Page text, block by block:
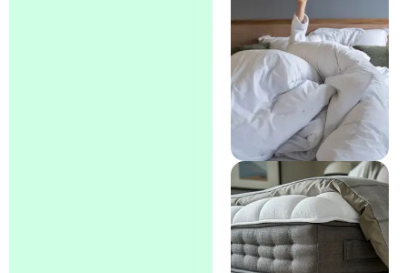
Colchones
viscoelásticos